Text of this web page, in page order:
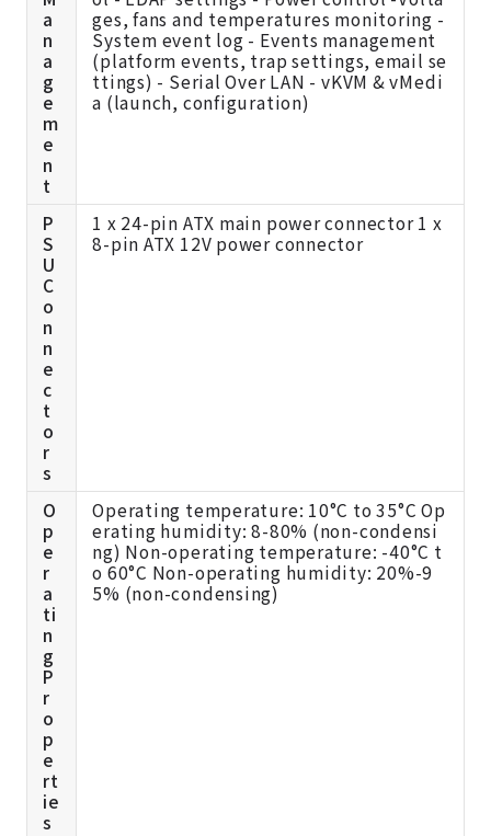
a
n
a
g
e
m
e
n
t
ges, fans and temperatures monitoring -
System event log - Events management
(platform events, trap settings, email se
ttings) - Serial Over LAN - vKVM & vMedi
a (launch, configuration)
P
S
U
C
o
n
n
e
c
t
o
r
s
1 x 24-pin ATX main power connector 1 x
8-pin ATX 12V power connector
O
p
e
r
a
ti
n
g
P
r
o
p
e
rt
ie
s
Operating temperature: 10°C to 35°C Op
erating humidity: 8-80% (non-condensi
ng) Non-operating temperature: -40°C t
o 60°C Non-operating humidity: 20%-9
5% (non-condensing)